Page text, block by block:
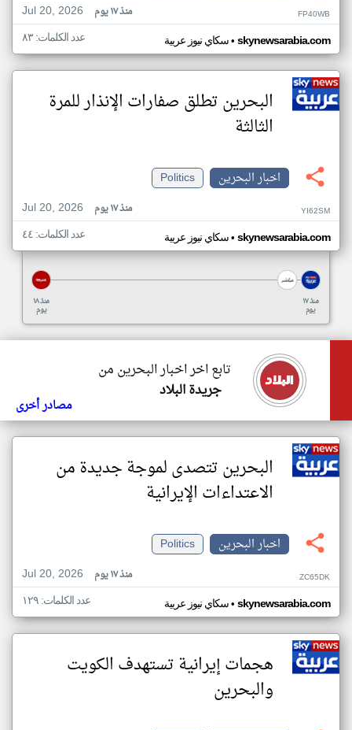
Jul 20, 2026
منذ ١٧ يوم FP40WB
سكاي نيوز عربية• skynewsarabia.com عدد الكلمات: ٨٣
البحرين تطلق صفارات الإنذار للمرة
الثالثة
اخبار البحرين
Politics
Jul 20, 2026
منذ ١٧ يوم YI62SM
سكاي نيوز عربية• skynewsarabia.com عدد الكلمات: ٤٤
منذ ١٨
يوم
منذ ١٧
يوم
تابع اخر اخبار البحرين من
جريدة البلاد
مصادر أخرى
البحرين تتصدى لموجة جديدة من
الاعتداءات الإيرانية
اخبار البحرين
Politics
Jul 20, 2026
منذ ١٧ يوم ZC65DK
سكاي نيوز عربية• skynewsarabia.com عدد الكلمات: ١٢٩
هجمات إيرانية تستهدف الكويت
والبحرين